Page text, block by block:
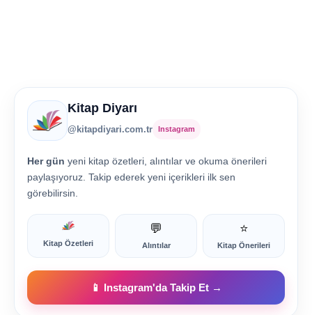
Kitap Diyarı
@kitapdiyari.com.tr Instagram
Her gün yeni kitap özetleri, alıntılar ve okuma önerileri
paylaşıyoruz. Takip ederek yeni içerikleri ilk sen
görebilirsin.
Kitap Özetleri
💬
Alıntılar
⭐
Kitap Önerileri
📱 Instagram'da Takip Et →